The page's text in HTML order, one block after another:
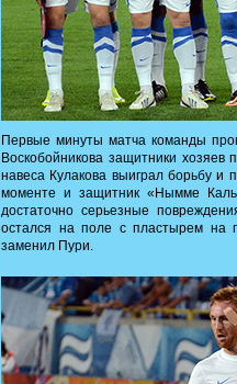
Первые минуты матча команды
Воскобойникова защитники
навеса Кулакова выиграл борьбу
моменте и защитник «Нымме
достаточно серьезные
остался на поле с пластырем на
заменил Пури.